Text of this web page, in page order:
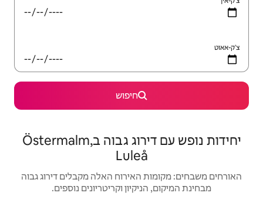
יחידות נופש עם דירוג גבוה בÖstermalm,
האלה מקבלים דירוג גבוה
וקריטריונים נוספים.